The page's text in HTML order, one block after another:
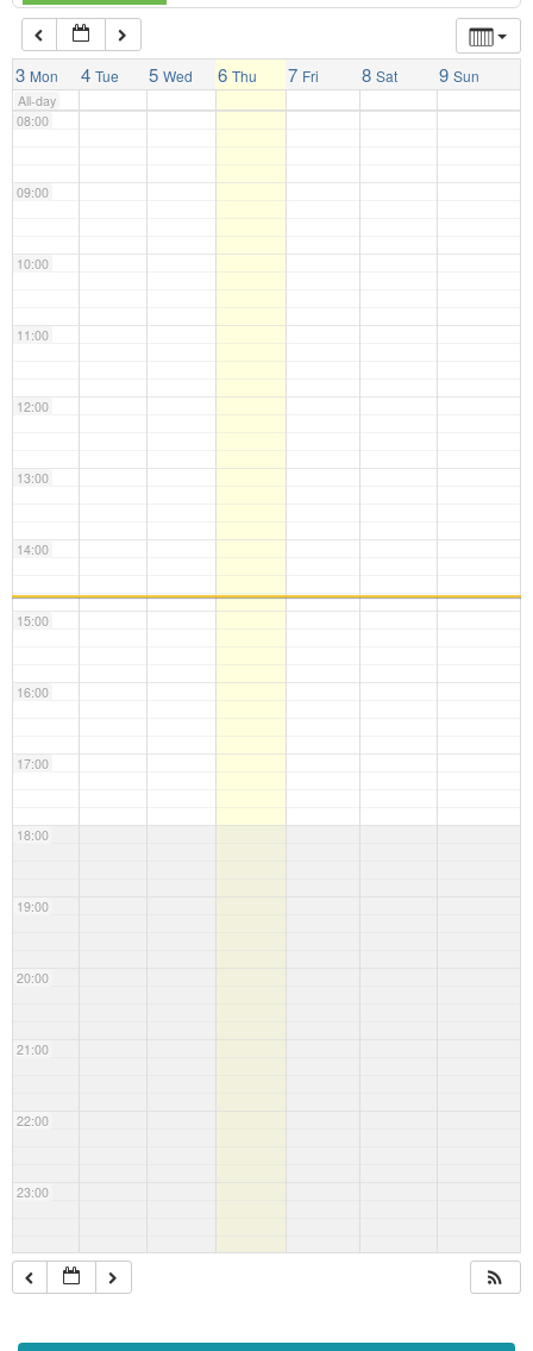
3 Mon 4 Tue 5 Wed 6 Thu 7 Fri 8 Sat 9 Sun
All-day
07:00
08:00
09:00
10:00
11:00
12:00
13:00
14:00
15:00
16:00
17:00
18:00
19:00
20:00
21:00
22:00
23:00